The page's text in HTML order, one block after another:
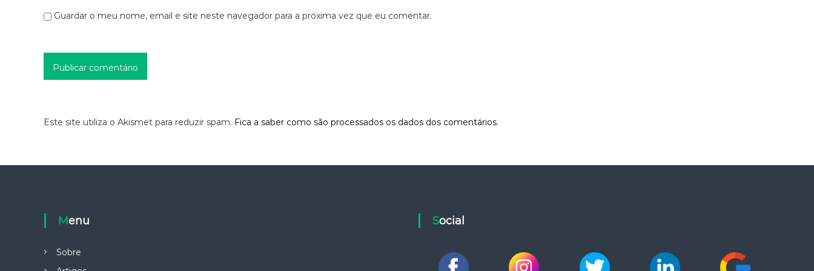
s Guardar o meu nome, email e site neste navegador para a próxima vez que eu comentar.
Este site utiliza o Akismet para reduzir spam. Fica a saber como são processados os dados dos comentários.
Menu
Sobre
Social